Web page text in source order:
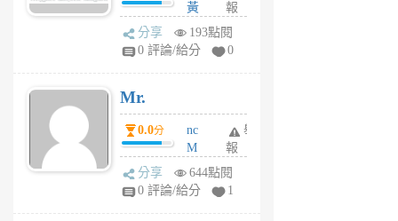
體驗
黃
蜂
1
報
分享
193點閱
0 評論/給分
0
Mr.
0.0分
nc
M
U
F
舉
報
分享
644點閱
0 評論/給分
1